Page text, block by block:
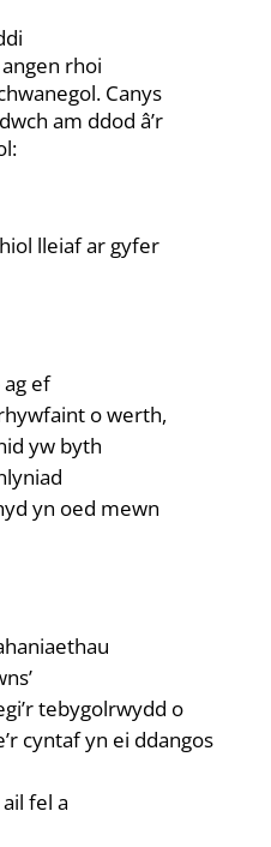
rhoi
Canys
am ddod â’r
lleiaf ar gyfer
ag ef
o werth,
yw byth
yn oed mewn
tebygolrwydd o
cyntaf yn ei ddangos
fel a